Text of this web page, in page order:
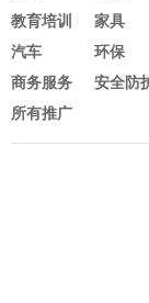
教育培训
家具
汽车
环保
商务服务
安全防
所有推广